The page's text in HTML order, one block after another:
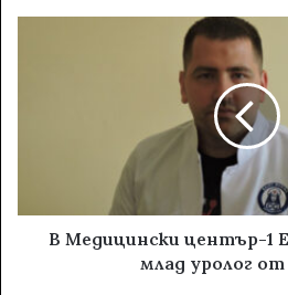
В Медицински център-1
млад уролог от